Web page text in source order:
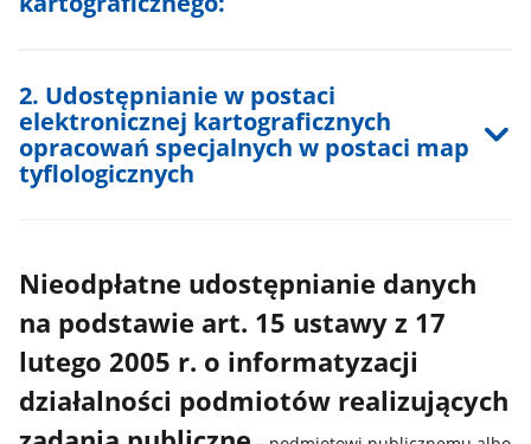
2. Udostępnianie w postaci
elektronicznej kartograficznych
opracowań specjalnych w postaci map
tyflologicznych
Nieodpłatne udostępnianie danych
na podstawie art. 15 ustawy z 17
lutego 2005 r. o informatyzacji
działalności podmiotów realizujących